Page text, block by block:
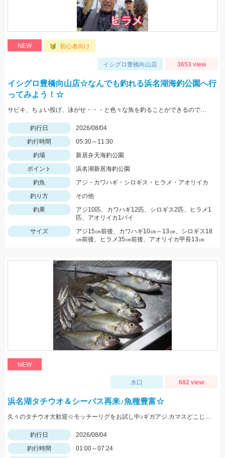
NEW 初心者向け
イシグロ豊橋向山店 3653 view
イシグロ豊橋向山店☆なんでも釣れる浜名湖海釣公園へ行
ってみよう！☆
サビキ、ちょい投げ、泳がせ・・・と色々な魚を釣ることができるので仕掛けも何種類か用意していけば楽しむことができますよ！
釣行日
2026/08/04
釣行時間
05:30～11:30
釣場
新居弁天海釣公園
ポイント
浜名湖新居海釣公園
釣魚
アジ・カワハギ・シロギス・ヒラメ・アオリイカ
釣り方
その他
釣果
アジ10匹、カワハギ12匹、シロギス2匹、ヒラメ1
匹、アオリイカ1パイ
サイズ
アジ15㎝前後、カワハギ10㎝～13㎝、シロギス18
㎝前後、ヒラメ35㎝前後、アオリイカ甲長13㎝
NEW
水口 682 view
浜名湖タチウオ＆シーバス再来♪魚種豊富☆
久々のタチウオ大歓迎☆モッチーリグをお試し中♪ギガアジ.カマスどこじゃ？
釣行日
2026/08/04
釣行時間
01:00～07:24